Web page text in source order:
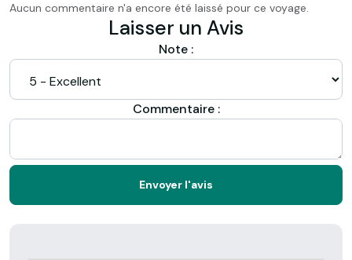
Aucun commentaire n'a encore été laissé pour ce voyage.
Laisser un Avis
Note :
Commentaire :
Envoyer l'avis